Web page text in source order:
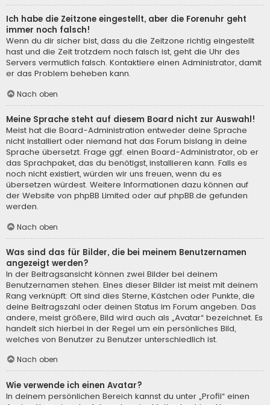
Ich habe die Zeitzone eingestellt, aber die Forenuhr geht
immer noch falsch!
Wenn du dir sicher bist, dass du die Zeitzone richtig eingestellt
hast und die Zeit trotzdem noch falsch ist, geht die Uhr des
Servers vermutlich falsch. Kontaktiere einen Administrator, damit
er das Problem beheben kann.
Nach oben
Meine Sprache steht auf diesem Board nicht zur Auswahl!
Meist hat die Board-Administration entweder deine Sprache
nicht installiert oder niemand hat das Forum bislang in deine
Sprache übersetzt. Frage ggf. einen Board-Administrator, ob er
das Sprachpaket, das du benötigst, installieren kann. Falls es
noch nicht existiert, würden wir uns freuen, wenn du es
übersetzen würdest. Weitere Informationen dazu können auf
der Website von phpBB Limited oder auf phpBB.de gefunden
werden.
Nach oben
Was sind das für Bilder, die bei meinem Benutzernamen
angezeigt werden?
In der Beitragsansicht können zwei Bilder bei deinem
Benutzernamen stehen. Eines dieser Bilder ist meist mit deinem
Rang verknüpft: Oft sind dies Sterne, Kästchen oder Punkte, die
deine Beitragszahl oder deinen Status im Forum angeben. Das
andere, meist größere, Bild wird auch als „Avatar“ bezeichnet. Es
handelt sich hierbei in der Regel um ein persönliches Bild,
welches von Benutzer zu Benutzer unterschiedlich ist.
Nach oben
Wie verwende ich einen Avatar?
In deinem persönlichen Bereich kannst du unter „Profil“ einen